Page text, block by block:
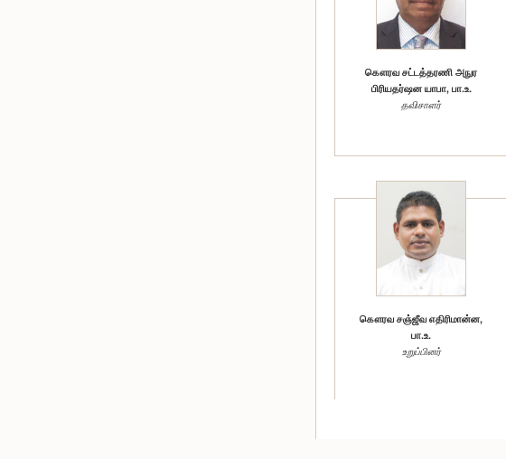
கௌரவ சட்டத்தரணி அநுர
பிரியதர்ஷன யாபா, பா.உ.
தவிசாளர்
கௌரவ சஞ்ஜீவ எதிரிமான்ன,
பா.உ.
உறுப்பினர்